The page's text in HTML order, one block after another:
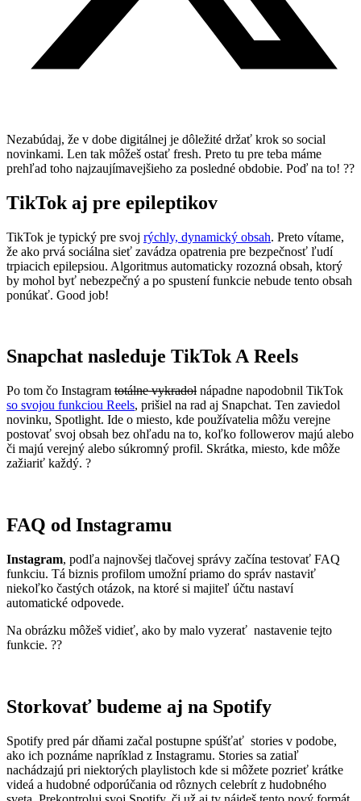
Nezabúdaj, že v dobe digitálnej je dôležité držať krok so social
novinkami. Len tak môžeš ostať fresh. Preto tu pre teba máme
prehľad toho najzaujímavejšieho za posledné obdobie. Poď na to! ??
TikTok aj pre epileptikov
TikTok je typický pre svoj rýchly, dynamický obsah. Preto vítame,
že ako prvá sociálna sieť zavádza opatrenia pre bezpečnosť ľudí
trpiacich epilepsiou. Algoritmus automaticky rozozná obsah, ktorý
by mohol byť nebezpečný a po spustení funkcie nebude tento obsah
ponúkať. Good job!
Snapchat nasleduje TikTok A Reels
Po tom čo Instagram totálne vykradol nápadne napodobnil TikTok
so svojou funkciou Reels, prišiel na rad aj Snapchat. Ten zaviedol
novinku, Spotlight. Ide o miesto, kde používatelia môžu verejne
postovať svoj obsah bez ohľadu na to, koľko followerov majú alebo
či majú verejný alebo súkromný profil. Skrátka, miesto, kde môže
zažiariť každý. ?
FAQ od Instagramu
Instagram, podľa najnovšej tlačovej správy začína testovať FAQ
funkciu. Tá biznis profilom umožní priamo do správ nastaviť
niekoľko častých otázok, na ktoré si majiteľ účtu nastaví
automatické odpovede.
Na obrázku môžeš vidieť, ako by malo vyzerať nastavenie tejto
funkcie. ??
Storkovať budeme aj na Spotify
Spotify pred pár dňami začal postupne spúšťať stories v podobe,
ako ich poznáme napríklad z Instagramu. Stories sa zatiaľ
nachádzajú pri niektorých playlistoch kde si môžete pozrieť krátke
videá a hudobné odporúčania od rôznych celebrít z hudobného